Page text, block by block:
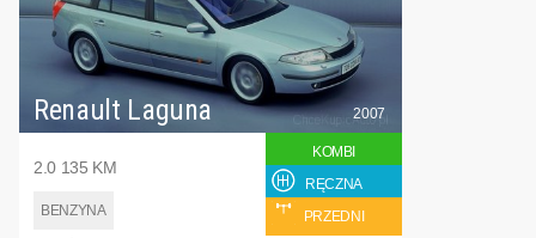
Renault Laguna
2.0 135 KM
BENZYNA
2007
KOMBI
RĘCZNA
PRZEDNI